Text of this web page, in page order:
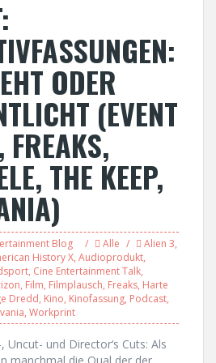
ODER
(EVENT
FREAKS,
THE KEEP,
Blog Alle Alien 3,
History X, Audioprodukt,
, Cine Entertainment Talk,
, Film, Filmplausch, Freaks, Harte
Dredd, Kino, Kinofassung, Podcast,
, Workprint
Uncut- und Director‘s Cuts: Als